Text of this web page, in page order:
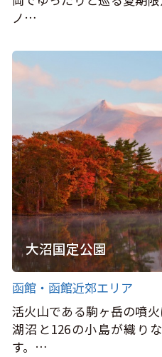
ノ…
大沼国定公園
函館・函館近郊エリア
活火山である駒ヶ岳の噴
湖沼と126の小島が織り
す。…